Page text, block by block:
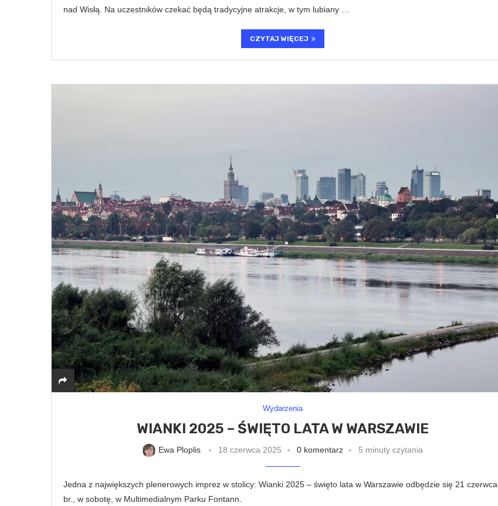
nad Wisłą. Na uczestników czekać będą tradycyjne atrakcje, w tym lubiany …
CZYTAJ WIĘCEJ
Wydarzenia
WIANKI 2025 – ŚWIĘTO LATA W WARSZAWIE
Ewa Ploplis 18 czerwca 2025 0 komentarz 5 minuty czytania
Jedna z największych plenerowych imprez w stolicy: Wianki 2025 – święto lata w Warszawie odbędzie się 21 czerwca
br., w sobotę, w Multimedialnym Parku Fontann.